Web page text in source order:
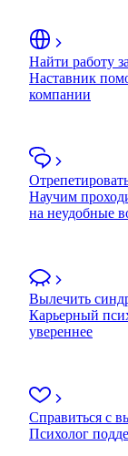
Найти работу
Наставник
компании
Научим
на неудобные
Вылечить
Карьерный
увереннее
Справиться с
Психолог